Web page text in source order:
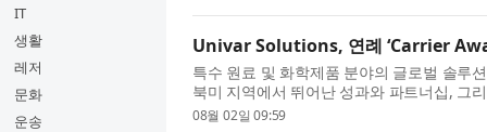
IT
생활
레저
문화
운송
Univar Solutions, 연례 ‘Carrier
특수 원료 및 화학제품 분야의 글로벌 솔루
북미 지역에서 뛰어난 성과와 파트너십, 그
한 운송 파트너를 선정하는 연례 ‘...
08월 02일 09:59